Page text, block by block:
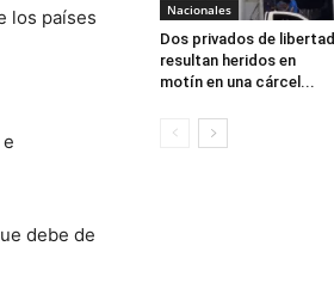
los países
debe de
Nacionales
Dos privados de libertad
resultan heridos en
motín en una cárcel...